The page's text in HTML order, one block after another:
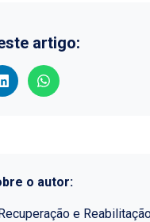
artigo:
o autor:
e